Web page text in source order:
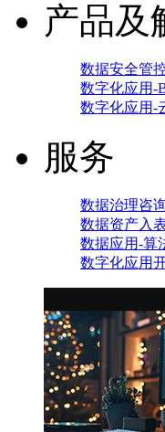
产品及
数据安全管
数字化应用-
数字化应用-
服务
数据治理咨
数据资产入
数据应用-算
数字化应用